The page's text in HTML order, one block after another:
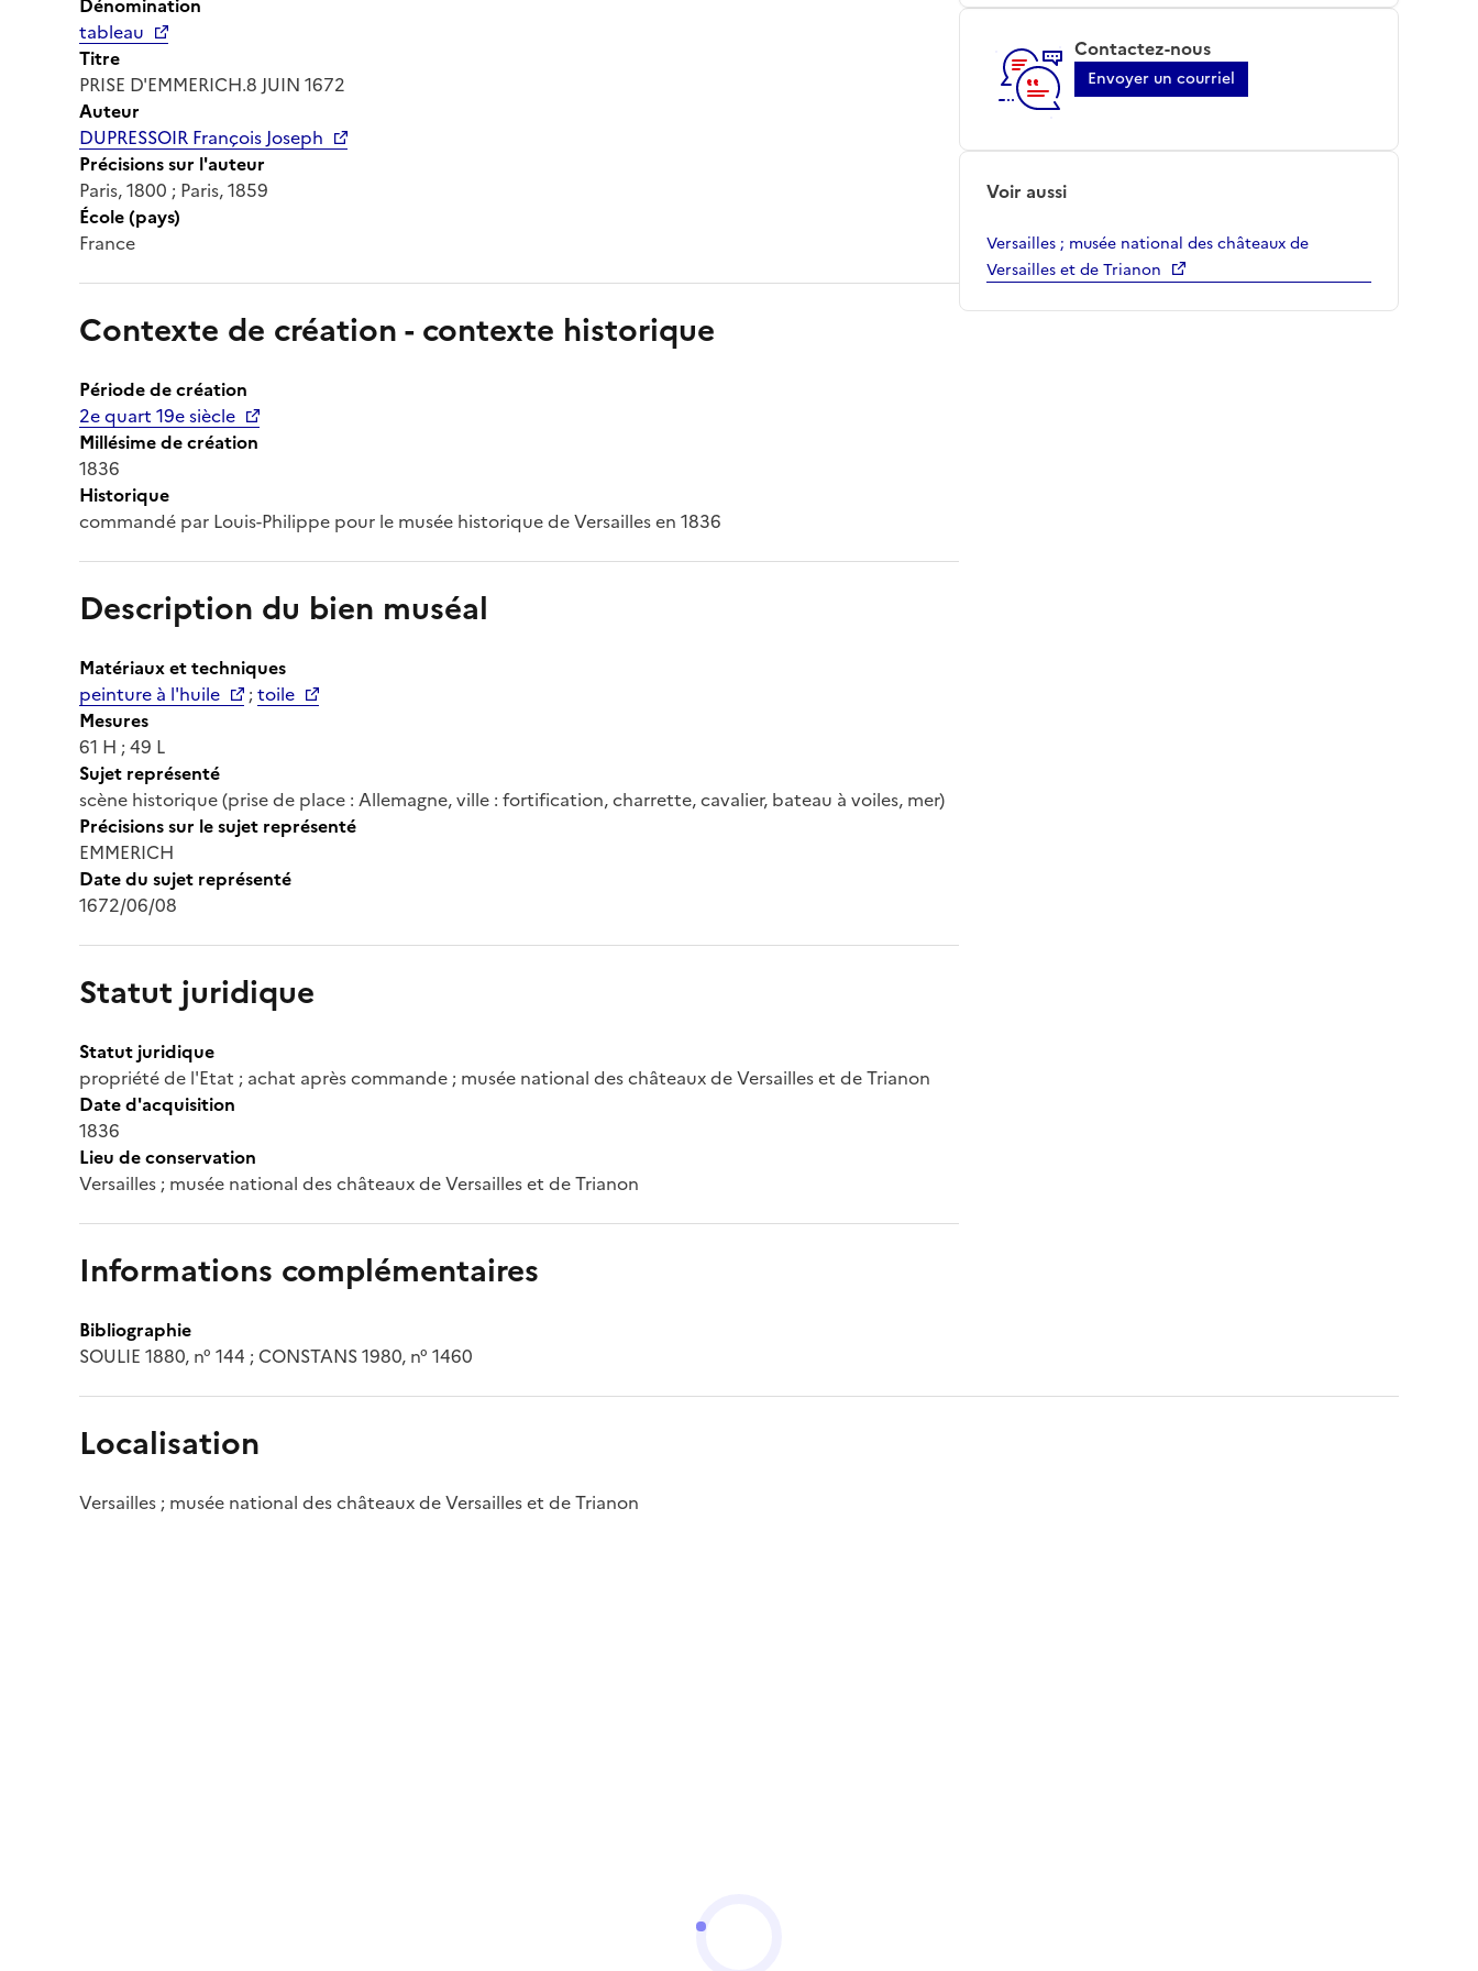
tableau
Titre
PRISE D'EMMERICH.8 JUIN 1672
Auteur
DUPRESSOIR François Joseph
Précisions sur l'auteur
Paris, 1800 ; Paris, 1859
École (pays)
France
Contexte de création - contexte historique
Période de création
2e quart 19e siècle
Millésime de création
1836
Historique
commandé par Louis-Philippe pour le musée historique de Versailles en 1836
Description du bien muséal
Matériaux et techniques
peinture à l'huile
;toile
Mesures
61 H ; 49 L
Sujet représenté
scène historique (prise de place : Allemagne, ville : fortification, charrette, cavalier, bateau à voiles, mer)
Précisions sur le sujet représenté
EMMERICH
Date du sujet représenté
1672/06/08
Statut juridique
Statut juridique
propriété de l'Etat ; achat après commande ; musée national des châteaux de Versailles et de Trianon
Date d'acquisition
1836
Lieu de conservation
Versailles ; musée national des châteaux de Versailles et de Trianon
Informations complémentaires
Bibliographie
SOULIE 1880, n° 144 ; CONSTANS 1980, n° 1460
Contactez-nous
Envoyer un courriel
Voir aussi
Versailles ; musée national des châteaux de
Versailles et de Trianon
Localisation
Versailles ; musée national des châteaux de Versailles et de Trianon